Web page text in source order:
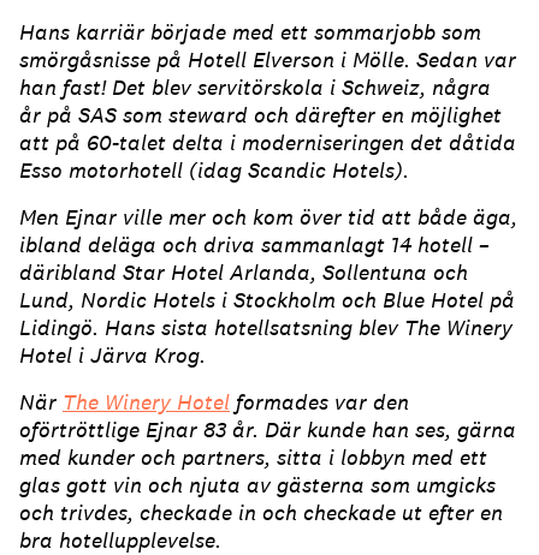
Hans karriär började med ett sommarjobb som
smörgåsnisse på Hotell Elverson i Mölle. Sedan var
han fast! Det blev servitörskola i Schweiz, några
år på SAS som steward och därefter en möjlighet
att på 60-talet delta i moderniseringen det dåtida
Esso motorhotell (idag Scandic Hotels).
Men Ejnar ville mer och kom över tid att både äga,
ibland deläga och driva sammanlagt 14 hotell –
däribland Star Hotel Arlanda, Sollentuna och
Lund, Nordic Hotels i Stockholm och Blue Hotel på
Lidingö. Hans sista hotellsatsning blev The Winery
Hotel i Järva Krog.
När The Winery Hotel formades var den
oförtröttlige Ejnar 83 år. Där kunde han ses, gärna
med kunder och partners, sitta i lobbyn med ett
glas gott vin och njuta av gästerna som umgicks
och trivdes, checkade in och checkade ut efter en
bra hotellupplevelse.